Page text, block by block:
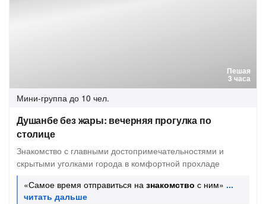
Пешая
3 часа
Мини-группа до 10 чел.
Душанбе без жары: вечерняя прогулка по
столице
Знакомство с главными достопримечательностями и
скрытыми уголками города в комфортной прохладе
«Самое время отправиться на знакомство с ним»